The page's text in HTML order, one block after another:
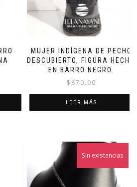
MUJER INDÍGENA DE PECHO
DESCUBIERTO, FIGURA HECHA
EN BARRO NEGRO.
$ 870.00
LEER MÁS
¡Oferta!
Sin existencias